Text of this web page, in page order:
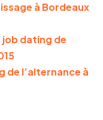
à Bordeaux
job dating de
de l’alternance à